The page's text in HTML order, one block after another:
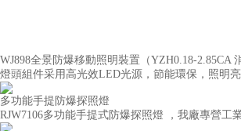
WJ898全景防爆移動照明裝置（YZH0.18-2.85CA
燈頭組件采用高光效LED光源，節能環保，照明
多功能手提防爆探照燈
RJW7106多功能手提式防爆探照燈 ，我廠專營工